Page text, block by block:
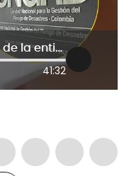
Caso UNGRD: los nexos de la entidad con el ELN en la contratación en Arauca
41:32